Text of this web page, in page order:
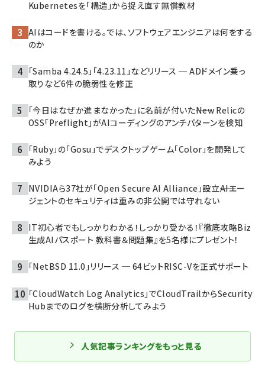
Kubernetesを「構造」から捉え直す無償教材
AIはコードを書ける。では、ソフトウェアエンジニアは何をする
のか
「Samba 4.24.5」「4.23.11」などリリース ─ ADドメイン乗っ
取りなど6件の脆弱性を修正
「今日はなぜか進まなかった」に名前が付いた――New Relicの
OSS「Preflight」がAIコーディングのアンチパターンを検知
「Ruby」の「Gosu」でデスクトップゲーム「Color」を開発して
みよう
NVIDIAら37社が「Open Secure AI Alliance」設立――AIエー
ジェントのセキュリティは重みの非公開では守れない
IT初心者でもしっかりわかる！しっかり受かる！『徹底攻略Biz
生成AIパスポート 教科書＆問題集』を5名様にプレゼント！
「NetBSD 11.0」リリース ─ 64ビットRISC-Vを正式サポート
「CloudWatch Log Analytics」でCloudTrailからSecurity
Hubまでのログを横断分析してみよう
人気記事ランキングをもっと見る